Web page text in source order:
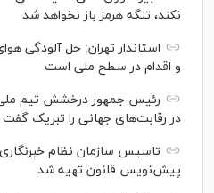
نکند، تنگه هرمز باز نخواهد شد
استاندار تهران: حل آلودگی
و اقدام در سطح ملی است
رئیس جمهور درخشش تیم ملی
در رقابت‌های جهانی را تبریک گفت
تاسیس سازمان نظام خبرنگاری
پیش‌نویس قانون تهیه شد